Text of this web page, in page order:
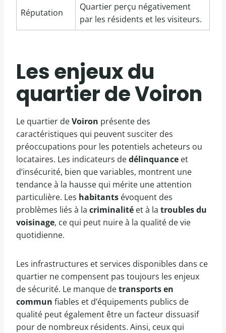
Réputation
Quartier perçu négativement
par les résidents et les visiteurs.
Les enjeux du
quartier de Voiron
Le quartier deVoiron présente des
caractéristiques qui peuvent susciter des
préoccupations pour les potentiels acheteurs ou
locataires. Les indicateurs dedélinquance et
d’insécurité, bien que variables, montrent une
tendance à la hausse qui mérite une attention
particulière. Les habitants évoquent des
problèmes liés à la criminalité et à la troubles du
voisinage, ce qui peut nuire à la qualité de vie
quotidienne.
Les infrastructures et services disponibles dans ce
quartier ne compensent pas toujours les enjeux
de sécurité. Le manque detransports en
commun fiables et d’équipements publics de
qualité peut également être un facteur dissuasif
pour de nombreux résidents. Ainsi, ceux qui